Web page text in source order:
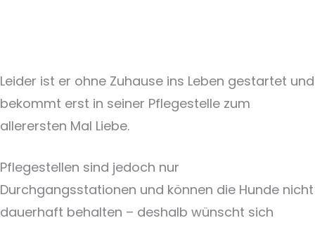
Leider ist er ohne Zuhause ins Leben gestartet und
bekommt erst in seiner Pflegestelle zum
allerersten Mal Liebe.
Pflegestellen sind jedoch nur
Durchgangsstationen und können die Hunde nicht
dauerhaft behalten – deshalb wünscht sich